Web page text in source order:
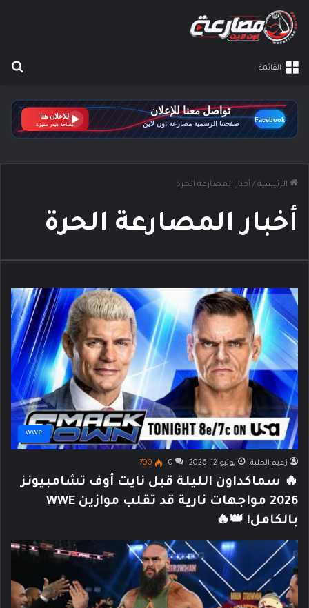
القائمة
الرئيسية / أخبار المصارعة الحرة
أخبار المصارعة الحرة
wwe
زعيم الحلبة يونيو 12, 2026 0
700
🔥 سماكداون الليلة قبل نايت أوف تشامبيونز
2026 مواجهات نارية قد تقلب موازين WWE
بالكامل! 👑🔥